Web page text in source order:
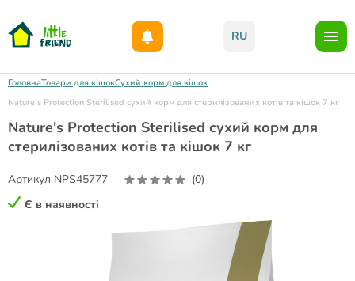
RU
ГоловнаТовари для кішокСухий корм для кішок
Nature's Protection Sterilised сухий корм для стерилізованих котів та кішок 7 кг
Nature's Protection Sterilised сухий корм для
стерилізованих котів та кішок 7 кг
Артикул NPS45777
(0)
Є в наявності